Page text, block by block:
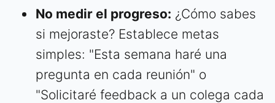
No medir el progreso: ¿Cómo sabes
si mejoraste? Establece metas
simples: "Esta semana haré una
pregunta en cada reunión" o
"Solicitaré feedback a un colega cada